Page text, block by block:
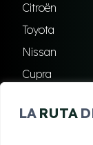
LA RUTA
Citroën
Toyota
Nissan
Cupra
Skoda